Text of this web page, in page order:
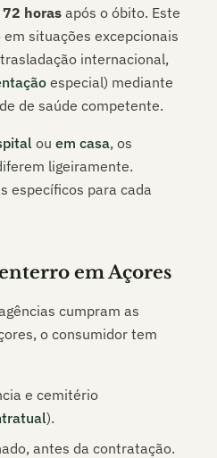
horas após o óbito. Este
situações excepcionais
internacional,
especial) mediante
de saúde competente.
ou em casa, os
ligeiramente.
específicos para cada
emAçores
cumpram as
, o consumidor tem
e cemitério
).
antes da contratação.